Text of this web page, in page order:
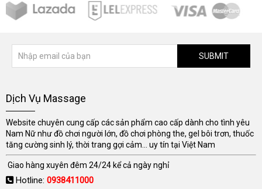
SUBMIT
Dịch Vụ Massage
Website chuyên cung cấp các sản phẩm cao cấp dành cho tình yêu
Nam Nữ như đồ chơi người lớn, đồ chơi phòng the, gel bôi trơn, thuốc
tăng cường sinh lý, thời trang gợi cảm... uy tín tại Việt Nam
Giao hàng xuyên đêm 24/24 kể cả ngày nghỉ
Hotline: 0938411000